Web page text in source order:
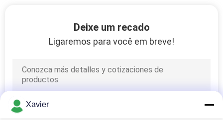
Racks de fluxo
Deixe um recado
Ligaremos para você em breve!
Xavier